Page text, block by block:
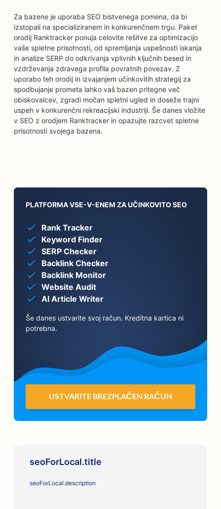
Za bazene je uporaba SEO bistvenega pomena, da bi
izstopali na specializiranem in konkurenčnem trgu. Paket
orodij Ranktracker ponuja celovite rešitve za optimizacijo
vaše spletne prisotnosti, od spremljanja uspešnosti iskanja
in analize SERP do odkrivanja vplivnih ključnih besed in
vzdrževanja zdravega profila povratnih povezav. Z
uporabo teh orodij in izvajanjem učinkovitih strategij za
spodbujanje prometa lahko vaš bazen pritegne več
obiskovalcev, zgradi močan spletni ugled in doseže trajni
uspeh v konkurenčni rekreacijski industriji. Še danes vložite
v SEO z orodjem Ranktracker in opazujte razcvet spletne
prisotnosti svojega bazena.
PLATFORMA VSE-V-ENEM ZA UČINKOVITO SEO
Rank Tracker
Keyword Finder
SERP Checker
Backlink Checker
Backlink Monitor
Website Audit
AI Article Writer
Še danes ustvarite svoj račun. Kreditna kartica ni
potrebna.
USTVARITE BREZPLAČEN RAČUN
seoForLocal.title
seoForLocal.description